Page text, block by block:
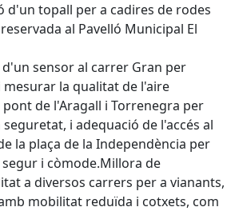
d'un topall per a cadires de rodes
al Pavelló Municipal El
d'un sensor al carrer Gran per
la qualitat de l'aire
de l'Aragall i Torrenegra per
i adequació de l'accés al
la plaça de la Independència per
i còmode.Millora de
a diversos carrers per a vianants,
mobilitat reduïda i cotxets, com